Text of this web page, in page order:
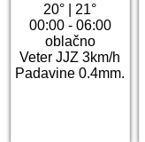
20°
21°
00:00 - 06:00
oblačno
Veter JJZ 3km/h
Padavine 0.4mm.